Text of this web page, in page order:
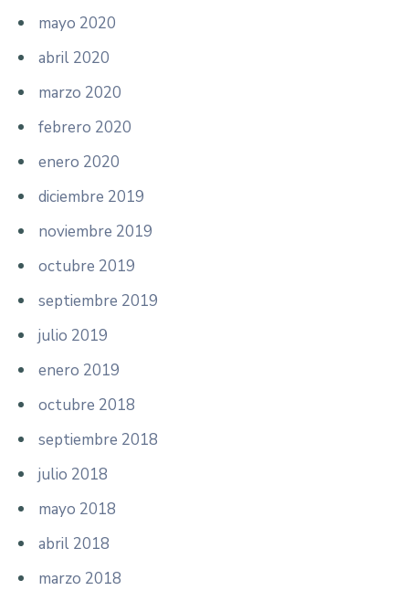
mayo 2020
abril 2020
marzo 2020
febrero 2020
enero 2020
diciembre 2019
noviembre 2019
octubre 2019
septiembre 2019
julio 2019
enero 2019
octubre 2018
septiembre 2018
julio 2018
mayo 2018
abril 2018
marzo 2018